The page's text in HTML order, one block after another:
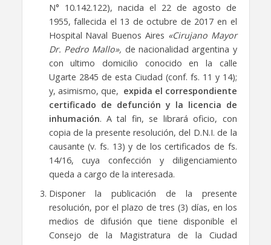
N° 10.142.122), nacida el 22 de agosto de
1955, fallecida el 13 de octubre de 2017 en el
Hospital Naval Buenos Aires «Cirujano Mayor
Dr. Pedro Mallo», de nacionalidad argentina y
con ultimo domicilio conocido en la calle
Ugarte 2845 de esta Ciudad (conf. fs. 11 y 14);
y, asimismo, que, expida el correspondiente
certificado de defunción y la licencia de
inhumación. A tal fin, se librará oficio, con
copia de la presente resolución, del D.N.I. de la
causante (v. fs. 13) y de los certificados de fs.
14/16, cuya confección y diligenciamiento
queda a cargo de la interesada.
Disponer la publicación de la presente
resolución, por el plazo de tres (3) días, en los
medios de difusión que tiene disponible el
Consejo de la Magistratura de la Ciudad